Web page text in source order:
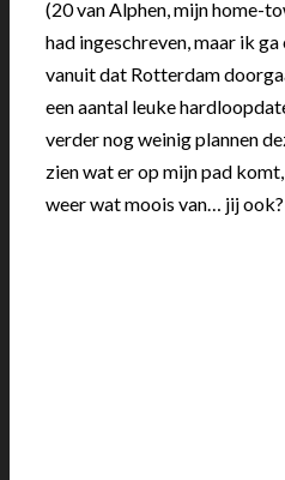
(20 van Alphen, mijn home-
had ingeschreven, maar ik
vanuit dat Rotterdam
een aantal leuke
verder nog weinig plannen
zien wat er op mijn pad
weer wat moois van… jij ook?